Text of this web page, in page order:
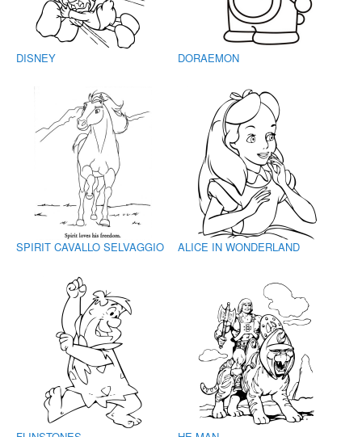
DISNEY DORAEMON
SPIRIT CAVALLO SELVAGGIO ALICE IN WONDERLAND